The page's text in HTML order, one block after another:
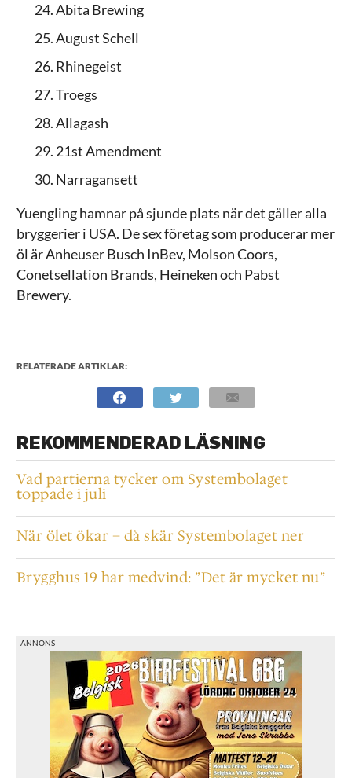
Abita Brewing
August Schell
Rhinegeist
Troegs
Allagash
21st Amendment
Narragansett
Yuengling hamnar på sjunde plats när det gäller alla
bryggerier i USA. De sex företag som producerar mer
öl är Anheuser Busch InBev, Molson Coors,
Conetsellation Brands, Heineken och Pabst
Brewery.
RELATERADE ARTIKLAR:
REKOMMENDERAD LÄSNING
Vad partierna tycker om Systembolaget
toppade i juli
När ölet ökar – då skär Systembolaget ner
Brygghus 19 har medvind: ”Det är mycket nu”